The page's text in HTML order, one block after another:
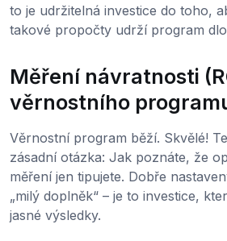
to je udržitelná investice do toho,
takové propočty udrží program
Měření návratnosti
věrnostního
Věrnostní program běží. Skvělé!
zásadní otázka: Jak poznáte, že
měření jen tipujete. Dobře
„milý doplněk“ – je to investice,
jasné výsledky.